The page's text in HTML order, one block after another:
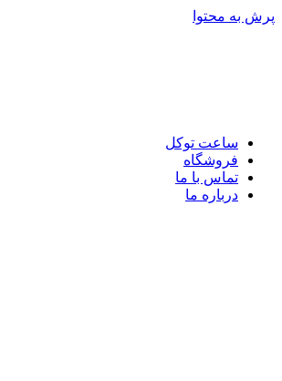
پرش به محتوا
ساعت توکل
فروشگاه
تماس با ما
درباره ما